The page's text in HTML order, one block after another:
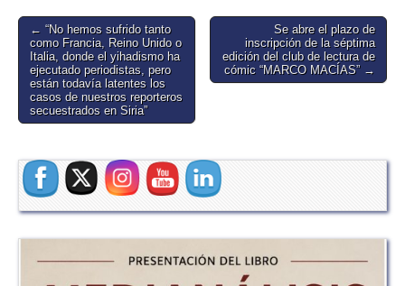
Post
navigation
← “No hemos sufrido tanto
como Francia, Reino Unido o
Italia, donde el yihadismo ha
ejecutado periodistas, pero
están todavía latentes los
casos de nuestros reporteros
secuestrados en Siria”
Se abre el plazo de
inscripción de la séptima
edición del club de lectura de
cómic “MARCO MACÍAS” →